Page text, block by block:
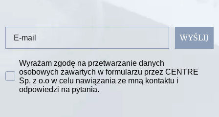
WYŚLIJ
Zgoda na przetwarzanie danych
Wyrażam zgodę na przetwarzanie danych
osobowych zawartych w formularzu przez CENTRE
Sp. z o.o w celu nawiązania ze mną kontaktu i
odpowiedzi na pytania.